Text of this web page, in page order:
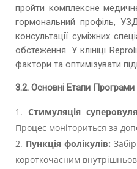
пройти комплексне
гормональний профіль,
консультації суміжних
обстеження. У клініці
фактори та оптимізувати
3.2. Основні Етапи
Стимуляція
Процес моніториться за
Пункція фолікулів:
короткочасним